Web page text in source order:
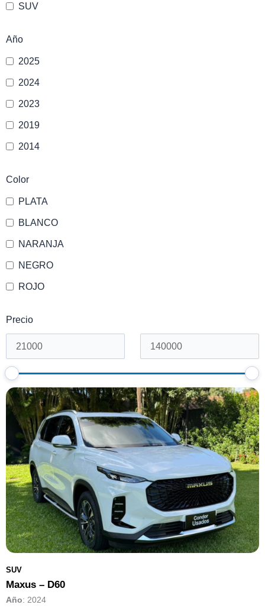
SUV
Año
2025
2024
2023
2019
2014
Color
PLATA
BLANCO
NARANJA
NEGRO
ROJO
Precio
SUV
Maxus – D60
Año: 2024